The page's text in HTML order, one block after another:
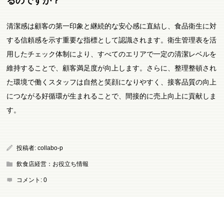
清潔感は顧客の第一印象と継続的な安心感に直結し、食品衛生に対
する信頼感を示す重要な指標として認識されます。衛生管理表を活
用したチェック体制により、すべてのエリアで一定の清潔レベルを
維持することで、顧客満足度が向上します。さらに、整理整頓され
た環境で働くスタッフは自然と笑顔になりやすく、接客品質の向上
につながる好循環が生まれることで、間接的に売上向上に貢献しま
す。
投稿者:collabo-p
飲食店経営：お役立ち情報
コメント:0